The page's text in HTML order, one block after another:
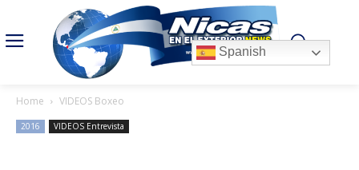
Home VIDEOS Boxeo
2016 VIDEOS Entrevista
Spanish